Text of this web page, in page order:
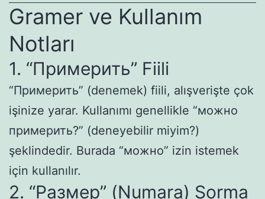
Gramer ve Kullanım
Notları
1. “Примерить” Fiili
“Примерить” (denemek) fiili, alışverişte çok
işinize yarar. Kullanımı genellikle “можно
примерить?” (deneyebilir miyim?)
şeklindedir. Burada “можно” izin istemek
için kullanılır.
2. “Размер” (Numara) Sorma